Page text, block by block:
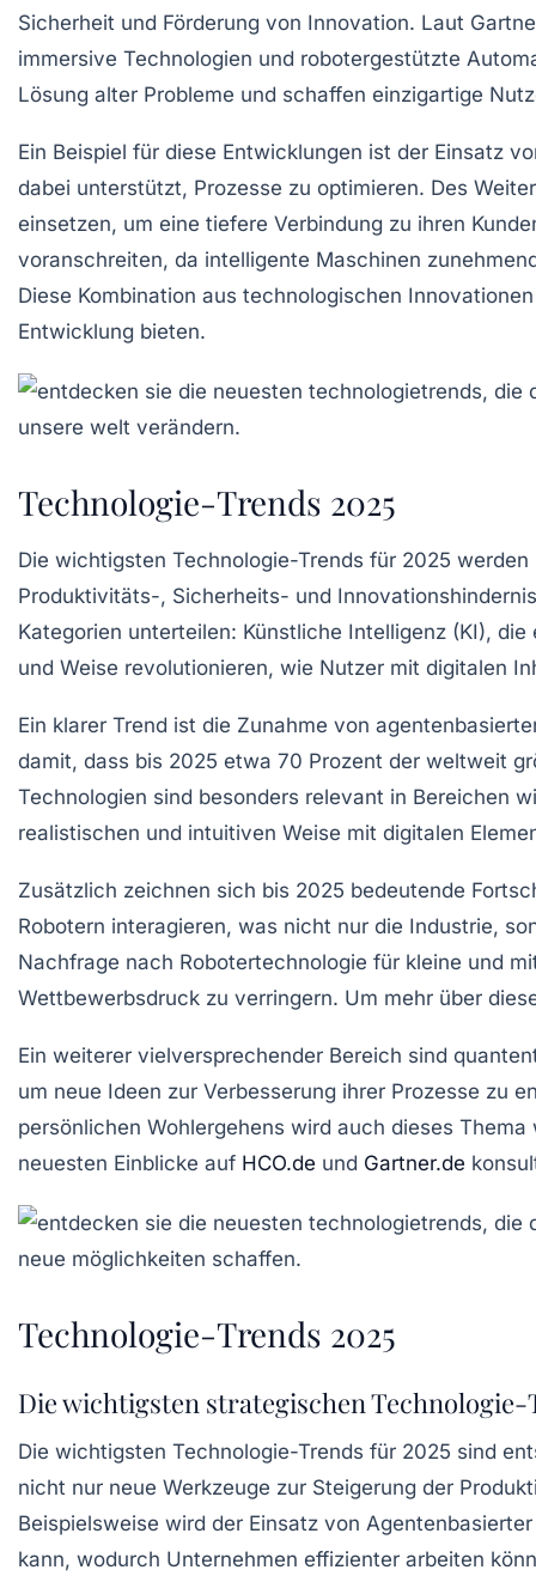
Sicherheit und Förderung von Innovation. Laut
immersive Technologien und robotergestützte
Lösung alter Probleme und schaffen einzigartige
Ein Beispiel für diese Entwicklungen ist der Einsatz
dabei unterstützt, Prozesse zu optimieren. Des
einsetzen, um eine tiefere Verbindung zu ihren
voranschreiten, da intelligente Maschinen
Diese Kombination aus technologischen
Entwicklung bieten.
Technologie-Trends 2025
Die wichtigsten Technologie-Trends für 2025 werden
Produktivitäts-, Sicherheits- und
Kategorien unterteilen: Künstliche Intelligenz (KI), die
und Weise revolutionieren, wie Nutzer mit digitalen
Ein klarer Trend ist die Zunahme von
damit, dass bis 2025 etwa 70 Prozent der weltweit
Technologien sind besonders relevant in Bereichen
realistischen und intuitiven Weise mit digitalen
Zusätzlich zeichnen sich bis 2025 bedeutende
Robotern interagieren, was nicht nur die Industrie,
Nachfrage nach Robotertechnologie für kleine und
Wettbewerbsdruck zu verringern. Um mehr über
Ein weiterer vielversprechender Bereich sind
um neue Ideen zur Verbesserung ihrer Prozesse zu
persönlichen Wohlergehens wird auch dieses Thema
neuesten Einblicke auf HCO.de und Gartner.de
Technologie-Trends 2025
Die wichtigsten strategischen
Die wichtigsten Technologie-Trends für 2025 sind
nicht nur neue Werkzeuge zur Steigerung der
Beispielsweise wird der Einsatz von Agentenbasierter
kann, wodurch Unternehmen effizienter arbeiten